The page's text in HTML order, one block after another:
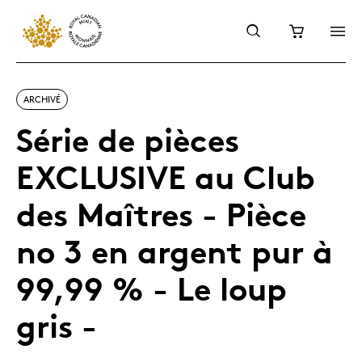
ARCHIVÉ
Série de pièces
EXCLUSIVE au Club
des Maîtres - Pièce
no 3 en argent pur à
99,99 % - Le loup
gris -